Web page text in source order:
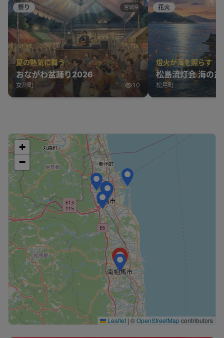
祭り 宮城県
夏の熱気に舞う
おながわ盆踊り2026
女川町 10
花火
燈火が海を照らす
松島流灯会 海の盆
松島町
+
−
Leaflet | ©OpenStreetMapcontributors